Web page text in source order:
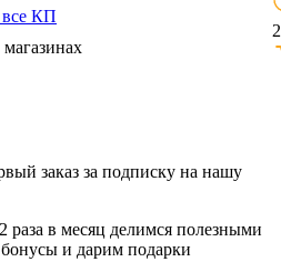
все КП
магазинах
заказ за подписку на нашу
раза в месяц делимся полезными
и дарим подарки